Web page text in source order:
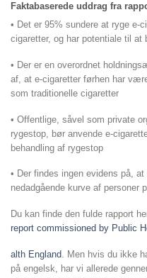
Faktabaserede uddrag fra
• Det er 95% sundere at ryge e-
cigaretter, og har potentiale til at
• Der er en overordnet
af, at e-cigaretter førhen har
som traditionelle cigaretter
• Offentlige, såvel som private
rygestop, bør anvende e-
behandling af rygestop
• Der findes ingen evidens på,
nedadgående kurve af personer
Du kan finde den fulde rapport
report commissioned by Public
alth England . Men hvis du ikke
på engelsk, har vi allerede